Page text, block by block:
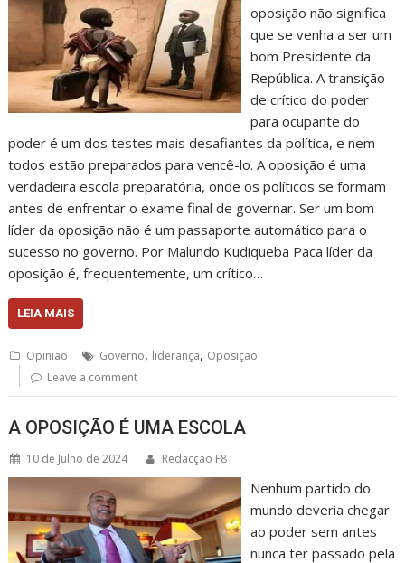
oposição não significa
que se venha a ser um
bom Presidente da
República. A transição
de crítico do poder
para ocupante do
poder é um dos testes mais desafiantes da política, e nem
todos estão preparados para vencê-lo. A oposição é uma
verdadeira escola preparatória, onde os políticos se formam
antes de enfrentar o exame final de governar. Ser um bom
líder da oposição não é um passaporte automático para o
sucesso no governo. Por Malundo Kudiqueba Paca líder da
oposição é, frequentemente, um crítico…
LEIA MAIS
Opinião Governo, liderança, Oposição
Leave a comment
A OPOSIÇÃO É UMA ESCOLA
10 de Julho de 2024 Redacção F8
Nenhum partido do
mundo deveria chegar
ao poder sem antes
nunca ter passado pela